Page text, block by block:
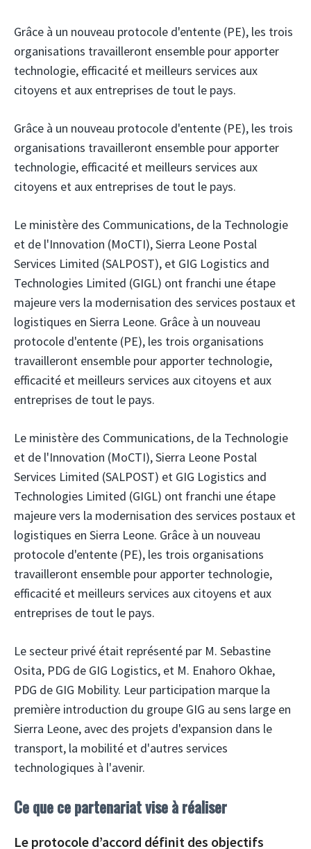
Grâce à un nouveau protocole d'entente (PE), les trois
organisations travailleront ensemble pour apporter
technologie, efficacité et meilleurs services aux
citoyens et aux entreprises de tout le pays.
Grâce à un nouveau protocole d'entente (PE), les trois
organisations travailleront ensemble pour apporter
technologie, efficacité et meilleurs services aux
citoyens et aux entreprises de tout le pays.
Le ministère des Communications, de la Technologie
et de l'Innovation (MoCTI),Sierra Leone Postal
Services Limited (SALPOST), et GIG Logistics and
Technologies Limited (GIGL) ont franchi une étape
majeure vers la modernisation des services postaux et
logistiques en Sierra Leone. Grâce à un nouveau
protocole d'entente (PE), les trois organisations
travailleront ensemble pour apporter technologie,
efficacité et meilleurs services aux citoyens et aux
entreprises de tout le pays.
Le ministère des Communications, de la Technologie
et de l'Innovation (MoCTI), Sierra Leone Postal
Services Limited (SALPOST) et GIG Logistics and
Technologies Limited (GIGL) ont franchi une étape
majeure vers la modernisation des services postaux et
logistiques en Sierra Leone. Grâce à un nouveau
protocole d'entente (PE), les trois organisations
travailleront ensemble pour apporter technologie,
efficacité et meilleurs services aux citoyens et aux
entreprises de tout le pays.
Le secteur privé était représenté par M. Sebastine
Osita, PDG de GIG Logistics, et M. Enahoro Okhae,
PDG de GIG Mobility. Leur participation marque la
première introduction du groupe GIG au sens large en
Sierra Leone, avec des projets d'expansion dans le
transport, la mobilité et d'autres services
technologiques à l'avenir.
Ce que ce partenariat vise à réaliser
Le protocole d’accord définit des objectifs